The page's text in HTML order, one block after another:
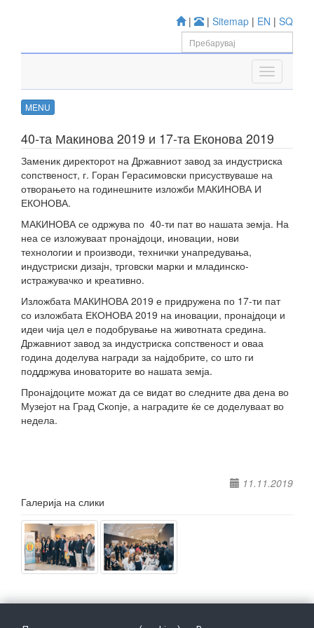
| | Sitemap | EN | SQ
MENU
40-та Макинова 2019 и 17-та Еконова 2019
Заменик директорот на Државниот завод за индустриска
сопственост, г. Горан Герасимовски присуствуваше на
отворањето на годинешните изложби МАКИНОВА И
ЕКОНОВА.
МАКИНОВА се одржува по 40-ти пат во нашата земја. На
неа се изложуваат пронајдоци, иновации, нови
технологии и производи, технички унапредувања,
индустриски дизајн, трговски марки и младинско-
истражувачко и креативно.
Изложбата МАКИНОВА 2019 е придружена по 17-ти пат
со изложбата ЕКОНОВА 2019 на иновации, пронајдоци и
идеи чија цел е подобрување на животната средина.
Државниот завод за индустриска сопственост и оваа
година доделува награди за најдобрите, со што ги
поддржува иноваторите во нашата земја.
Пронајдоците можат да се видат во следните два дена во
Музејот на Град Скопје, а наградите ќе се доделуваат во
недела.
11.11.2019
Галерија на слики